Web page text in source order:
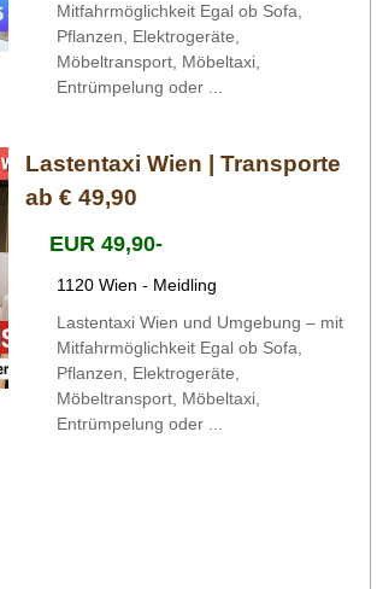
Mitfahrmöglichkeit Egal ob Sofa,
Pflanzen, Elektrogeräte,
Möbeltransport, Möbeltaxi,
Entrümpelung oder ...
Lastentaxi Wien | Transporte
ab € 49,90
EUR 49,90-
1120 Wien - Meidling
Lastentaxi Wien und Umgebung – mit
Mitfahrmöglichkeit Egal ob Sofa,
Pflanzen, Elektrogeräte,
Möbeltransport, Möbeltaxi,
Entrümpelung oder ...